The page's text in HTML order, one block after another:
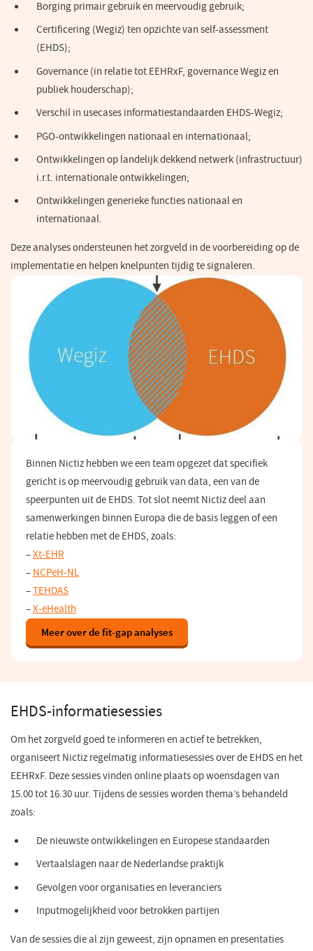
Borging primair gebruik en meervoudig gebruik;
Certificering (Wegiz) ten opzichte van self-assessment
(EHDS);
Governance (in relatie tot EEHRxF, governance Wegiz en
publiek houderschap);
Verschil in usecases informatiestandaarden EHDS-Wegiz;
PGO-ontwikkelingen nationaal en internationaal;
Ontwikkelingen op landelijk dekkend netwerk (infrastructuur)
i.r.t. internationale ontwikkelingen;
Ontwikkelingen generieke functies nationaal en
internationaal.
Deze analyses ondersteunen het zorgveld in de voorbereiding op de
implementatie en helpen knelpunten tijdig te signaleren.
Binnen Nictiz hebben we een team opgezet dat specifiek
gericht is op meervoudig gebruik van data, een van de
speerpunten uit de EHDS. Tot slot neemt Nictiz deel aan
samenwerkingen binnen Europa die de basis leggen of een
relatie hebben met de EHDS, zoals:
–Xt-EHR
in
een
nieuw
venster)
– NCPeH-NL
–TEHDAS
–X-eHealth
Meer over de fit-gap analyses
EHDS-informatiesessies
Om het zorgveld goed te informeren en actief te betrekken,
organiseert Nictiz regelmatig informatiesessies over de EHDS en het
EEHRxF. Deze sessies vinden online plaats op woensdagen van
15.00 tot 16.30 uur. Tijdens de sessies worden thema’s behandeld
zoals:
De nieuwste ontwikkelingen en Europese standaarden
Vertaalslagen naar de Nederlandse praktijk
Gevolgen voor organisaties en leveranciers
Inputmogelijkheid voor betrokken partijen
Van de sessies die al zijn geweest, zijn opnamen en presentaties